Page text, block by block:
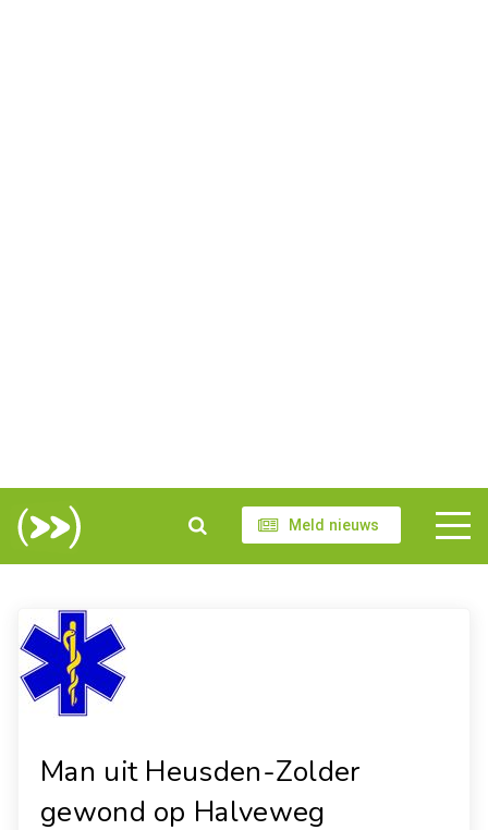
Meld nieuws
Man uit Heusden-Zolder
gewond op Halveweg